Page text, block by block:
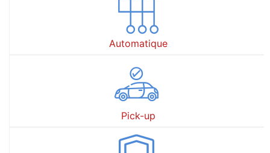
Automatique
Pick-up